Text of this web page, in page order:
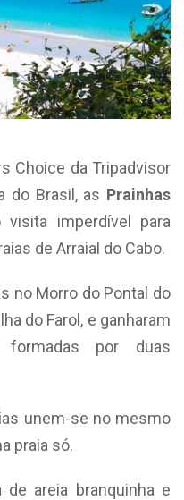
Choice da Tripadvisor
do Brasil, as Prainhas
visita imperdível para
de Arraial do Cabo.
no Morro do Pontal do
do Farol, e ganharam
por duas
unem-se no mesmo
praia só.
areia branquinha e